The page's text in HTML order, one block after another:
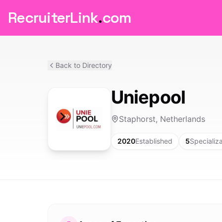
RecruiterLink.com
Back to Directory
Uniepool
Staphorst, Netherlands
2020Established 5